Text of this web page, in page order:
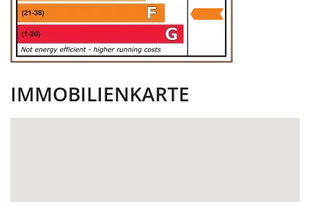
IMMOBILIENKARTE